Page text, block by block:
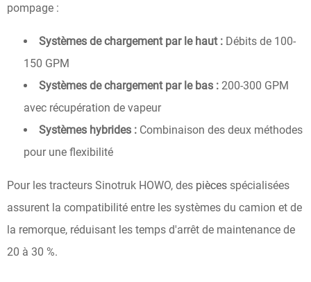
pompage :
Systèmes de chargement par le haut : Débits de 100-
150 GPM
Systèmes de chargement par le bas : 200-300 GPM
avec récupération de vapeur
Systèmes hybrides : Combinaison des deux méthodes
pour une flexibilité
Pour les tracteurs Sinotruk HOWO, des pièces spécialisées
assurent la compatibilité entre les systèmes du camion et de
la remorque, réduisant les temps d'arrêt de maintenance de
20 à 30 %.